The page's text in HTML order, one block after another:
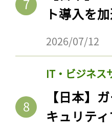
ト導入を
2026/07/12
IT・ビジネス
【日本】
キュリテ